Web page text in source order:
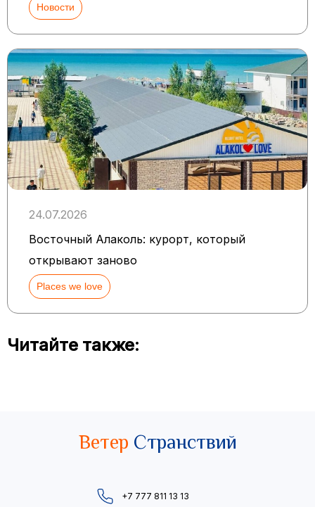
Новости
24.07.2026
Восточный Алаколь: курорт, который
открывают заново
Places we love
Читайте также:
Ветер Странствий
+7 777 811 13 13